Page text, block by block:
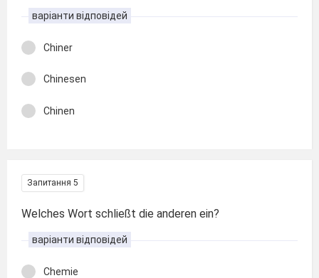
варіанти відповідей
Chiner
Chinesen
Chinen
Запитання 5
Welches Wort schließt die anderen ein?
варіанти відповідей
Chemie